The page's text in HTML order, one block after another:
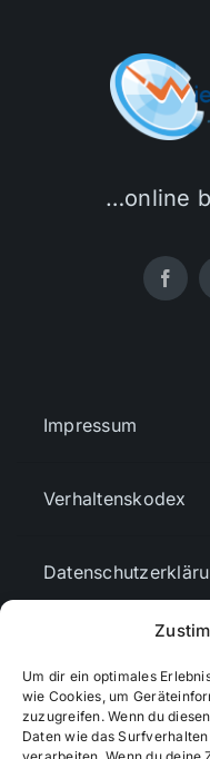
Um dir ein optimales
wie Cookies, um
zuzugreifen. Wenn du
Daten wie das
…online
Impressum
Verhaltenskodex
Cookie-Richtlinie